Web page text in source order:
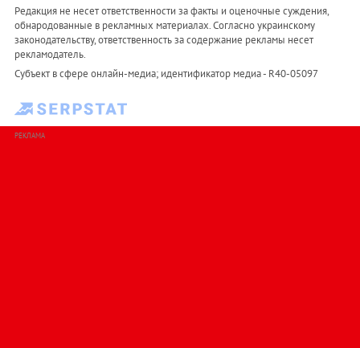
Редакция не несет ответственности за факты и оценочные суждения,
обнародованные в рекламных материалах. Согласно украинскому
законодательству, ответственность за содержание рекламы несет
рекламодатель.
Субъект в сфере онлайн-медиа; идентификатор медиа - R40-05097
РЕКЛАМА